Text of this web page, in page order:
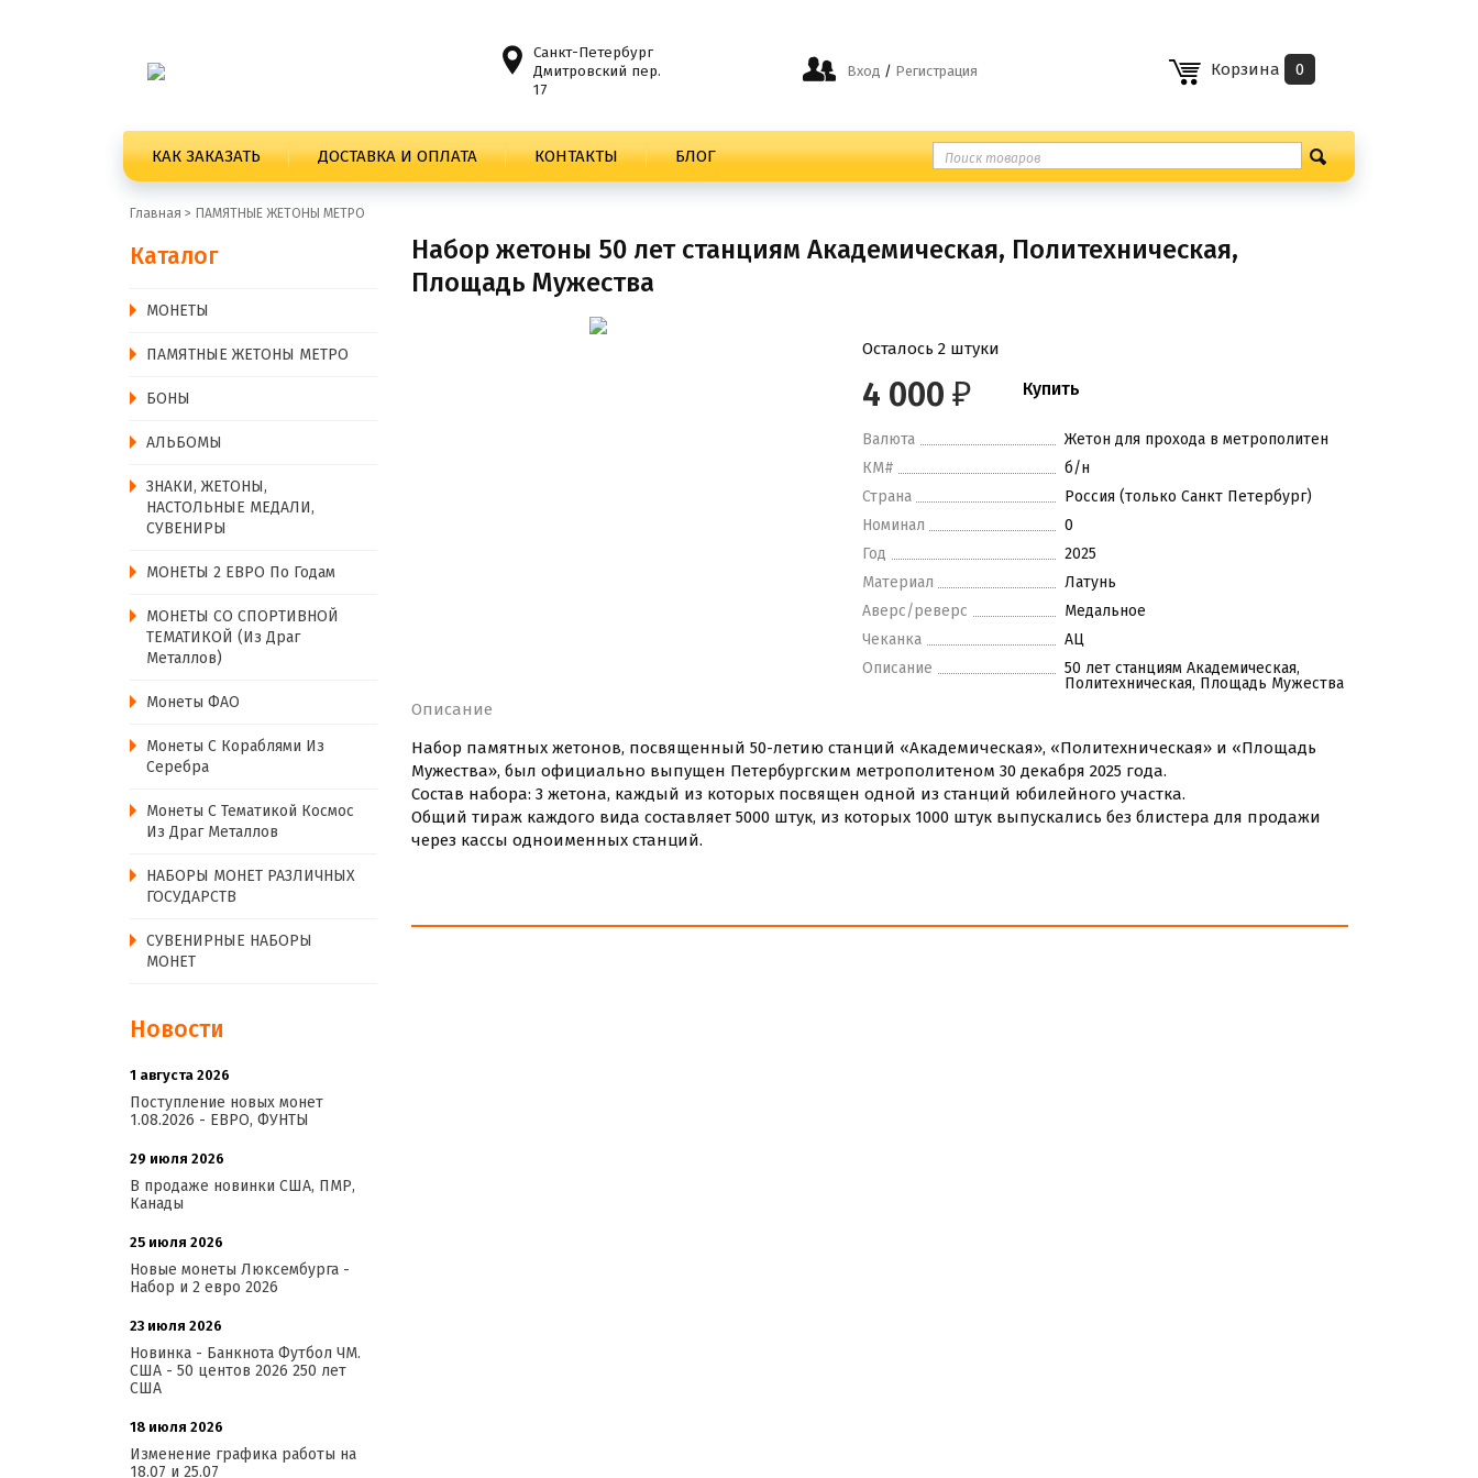
Санкт-Петербург
Дмитровский пер.
17
Вход / Регистрация Корзина 0
КАК ЗАКАЗАТЬ ДОСТАВКА И ОПЛАТА КОНТАКТЫ БЛОГ
Главная > ПАМЯТНЫЕ ЖЕТОНЫ МЕТРО
Каталог
MОНЕТЫ
ПАМЯТНЫЕ ЖЕТОНЫ МЕТРО
БОНЫ
АЛЬБОМЫ
ЗНАКИ, ЖЕТОНЫ,
НАСТОЛЬНЫЕ МЕДАЛИ,
СУВЕНИРЫ
МОНЕТЫ 2 ЕВРО По Годам
МОНЕТЫ СО СПОРТИВНОЙ
ТЕМАТИКОЙ (из Драг
Металлов)
Монеты ФАО
Монеты С Кораблями Из
Серебра
Монеты С Тематикой Космос
Из Драг Металлов
НАБОРЫ МОНЕТ РАЗЛИЧНЫХ
ГОСУДАРСТВ
СУВЕНИРНЫЕ НАБОРЫ
МОНЕТ
Новости
1 августа 2026
Поступление новых монет
1.08.2026 - ЕВРО, ФУНТЫ
29 июля 2026
В продаже новинки США, ПМР,
Канады
25 июля 2026
Новые монеты Люксембурга -
Набор и 2 евро 2026
23 июля 2026
Новинка - Банкнота Футбол ЧМ.
США - 50 центов 2026 250 лет
США
18 июля 2026
Изменение графика работы на
18.07 и 25.07
Набор жетоны 50 лет станциям Академическая, Политехническая,
Площадь Мужества
Осталось 2 штуки
4 000 ₽
Валюта
Жетон для прохода в метрополитен
КМ#
б/н
Страна
Россия (только Санкт Петербург)
Номинал
0
Год
2025
Материал
Латунь
Аверс/реверс
Медальное
Чеканка
АЦ
Описание
50 лет станциям Академическая,
Политехническая, Площадь Мужества
Описание
Набор памятных жетонов, посвященный 50-летию станций «Академическая», «Политехническая» и «Площадь
Мужества», был официально выпущен Петербургским метрополитеном 30 декабря 2025 года.
Состав набора: 3 жетона, каждый из которых посвящен одной из станций юбилейного участка.
Общий тираж каждого вида составляет 5000 штук, из которых 1000 штук выпускались без блистера для продажи
через кассы одноименных станций.